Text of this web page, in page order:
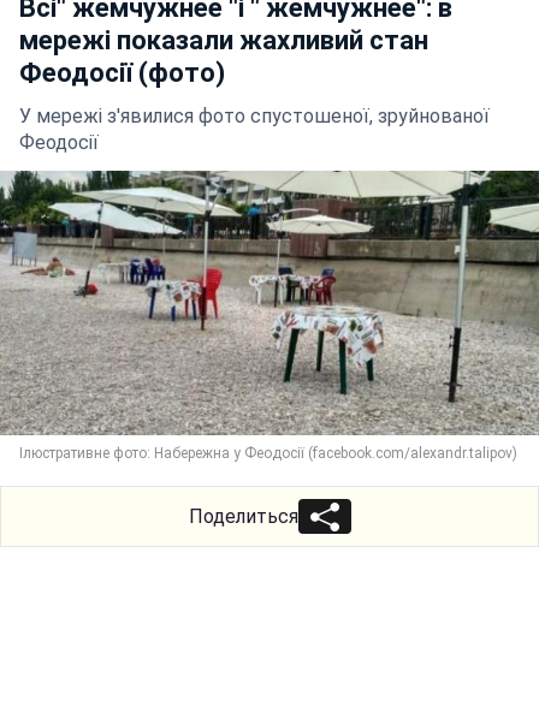
Всі" жемчужнее "і " жемчужнее": в
мережі показали жахливий стан
Феодосії (фото)
У мережі з'явилися фото спустошеної, зруйнованої
Феодосії
Ілюстративне фото: Набережна у Феодосії (facebook.com/alexandr.talipov)
Поделиться